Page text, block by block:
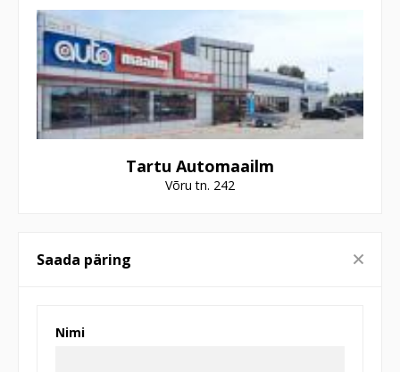
Tartu Automaailm
Võru tn. 242
Saada päring
Nimi